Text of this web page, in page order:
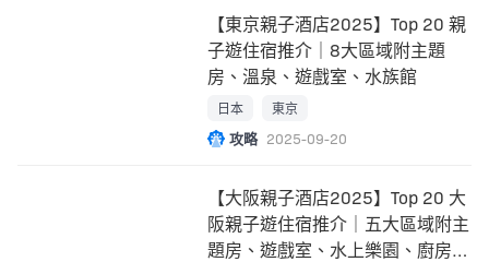
【東京親子酒店2025】Top 20 親
子遊住宿推介｜8大區域附主題
房、溫泉、遊戲室、水族館
日本 東京
攻略 2025-09-20
【大阪親子酒店2025】Top 20 大
阪親子遊住宿推介｜五大區域附主
題房、遊戲室、水上樂園、廚房、